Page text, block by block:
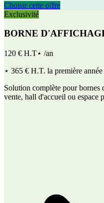
Choisir cette offre
Exclusivité
BORNE
120 € H.T⋆ /an
⋆ 365 € H.T. la première année
Solution complète pour bornes
vente, hall d'accueil ou espace